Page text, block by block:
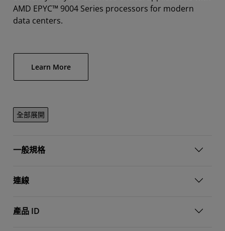
AMD EPYC™ 9004 Series processors for modern
data centers.
Learn More
全部展開
一般規格
連線
產品 ID